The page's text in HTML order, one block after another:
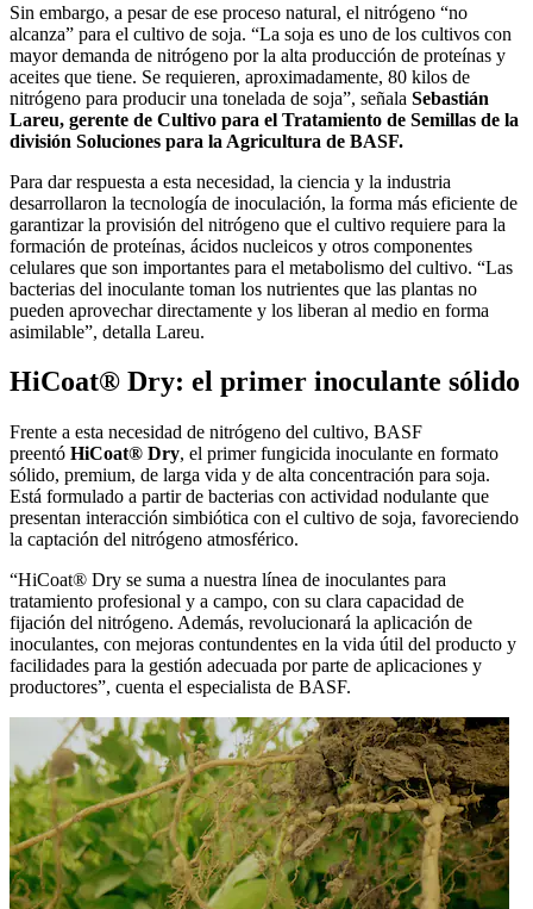
Sin embargo, a pesar de ese proceso natural, el nitrógeno “no
alcanza” para el cultivo de soja. “La soja es uno de los cultivos con
mayor demanda de nitrógeno por la alta producción de proteínas y
aceites que tiene. Se requieren, aproximadamente, 80 kilos de
nitrógeno para producir una tonelada de soja”, señala Sebastián
Lareu, gerente de Cultivo para el Tratamiento de Semillas de la
división Soluciones para la Agricultura de BASF.
Para dar respuesta a esta necesidad, la ciencia y la industria
desarrollaron la tecnología de inoculación, la forma más eficiente de
garantizar la provisión del nitrógeno que el cultivo requiere para la
formación de proteínas, ácidos nucleicos y otros componentes
celulares que son importantes para el metabolismo del cultivo. “Las
bacterias del inoculante toman los nutrientes que las plantas no
pueden aprovechar directamente y los liberan al medio en forma
asimilable”, detalla Lareu.
HiCoat® Dry: el primer inoculante sólido
Frente a esta necesidad de nitrógeno del cultivo, BASF
preentó HiCoat® Dry, el primer fungicida inoculante en formato
sólido, premium, de larga vida y de alta concentración para soja.
Está formulado a partir de bacterias con actividad nodulante que
presentan interacción simbiótica con el cultivo de soja, favoreciendo
la captación del nitrógeno atmosférico.
“HiCoat® Dry se suma a nuestra línea de inoculantes para
tratamiento profesional y a campo, con su clara capacidad de
fijación del nitrógeno. Además, revolucionará la aplicación de
inoculantes, con mejoras contundentes en la vida útil del producto y
facilidades para la gestión adecuada por parte de aplicaciones y
productores”, cuenta el especialista de BASF.